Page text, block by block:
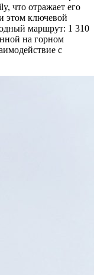
что отражает его
этом ключевой
маршрут: 1 310
на горном
с